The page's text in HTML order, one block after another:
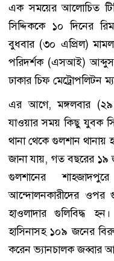
এক সময়ের আলোচিত
সিদ্দিককে ১০ দিনের
বুধবার (৩০ এপ্রিল)
পরিদর্শক (এসআই)
ঢাকার চিফ মেট্রোপলিটন
এর আগে, মঙ্গলবার (২৯
যাওয়ার সময় কিছু যুবক
থানা থেকে গুলশান থানায়
জানা যায়, গত বছরের
গুলশানের
আন্দোলনকারীদের ওপর
হাওলাদার গুলিবিদ্ধ
হাসিনাসহ ১০৯ জনের
করেন ভ্যানচালক জব্বার